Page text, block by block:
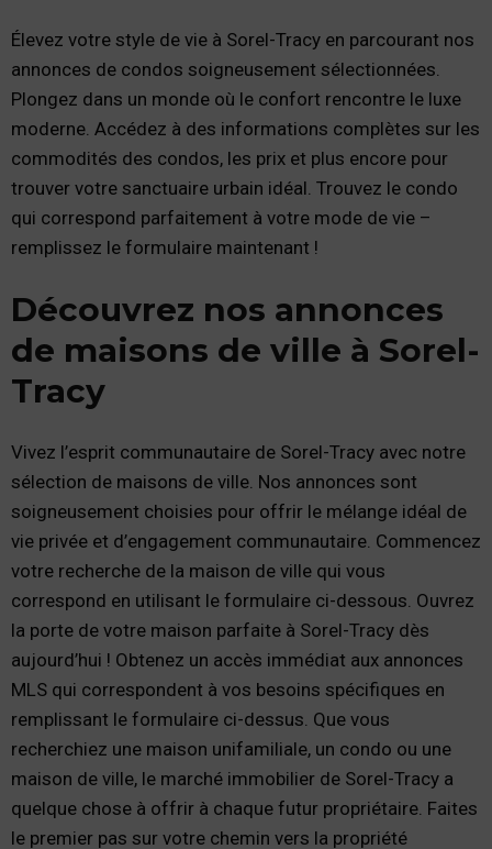
Élevez votre style de vie à Sorel-Tracy en parcourant nos
annonces de condos soigneusement sélectionnées.
Plongez dans un monde où le confort rencontre le luxe
moderne. Accédez à des informations complètes sur les
commodités des condos, les prix et plus encore pour
trouver votre sanctuaire urbain idéal. Trouvez le condo
qui correspond parfaitement à votre mode de vie –
remplissez le formulaire maintenant !
Découvrez nos annonces
de maisons de ville à Sorel-
Tracy
Vivez l’esprit communautaire de Sorel-Tracy avec notre
sélection de maisons de ville. Nos annonces sont
soigneusement choisies pour offrir le mélange idéal de
vie privée et d’engagement communautaire. Commencez
votre recherche de la maison de ville qui vous
correspond en utilisant le formulaire ci-dessous. Ouvrez
la porte de votre maison parfaite à Sorel-Tracy dès
aujourd’hui ! Obtenez un accès immédiat aux annonces
MLS qui correspondent à vos besoins spécifiques en
remplissant le formulaire ci-dessus. Que vous
recherchiez une maison unifamiliale, un condo ou une
maison de ville, le marché immobilier de Sorel-Tracy a
quelque chose à offrir à chaque futur propriétaire. Faites
le premier pas sur votre chemin vers la propriété